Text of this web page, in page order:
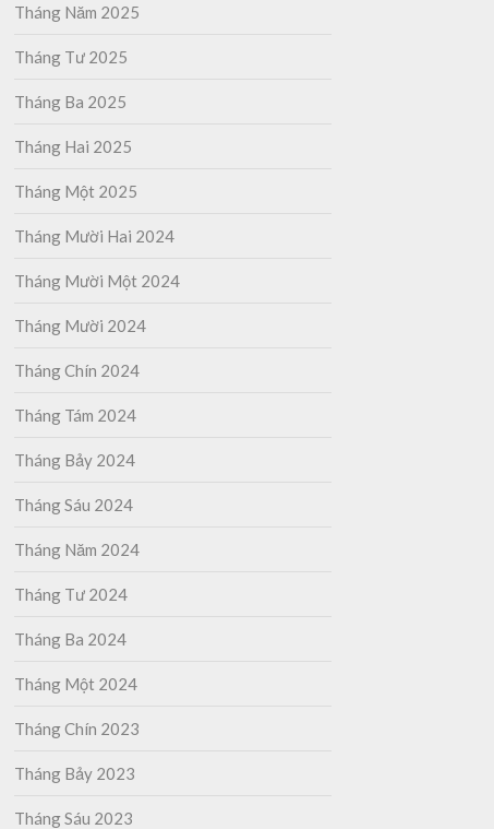
Tháng Năm 2025
Tháng Tư 2025
Tháng Ba 2025
Tháng Hai 2025
Tháng Một 2025
Tháng Mười Hai 2024
Tháng Mười Một 2024
Tháng Mười 2024
Tháng Chín 2024
Tháng Tám 2024
Tháng Bảy 2024
Tháng Sáu 2024
Tháng Năm 2024
Tháng Tư 2024
Tháng Ba 2024
Tháng Một 2024
Tháng Chín 2023
Tháng Bảy 2023
Tháng Sáu 2023